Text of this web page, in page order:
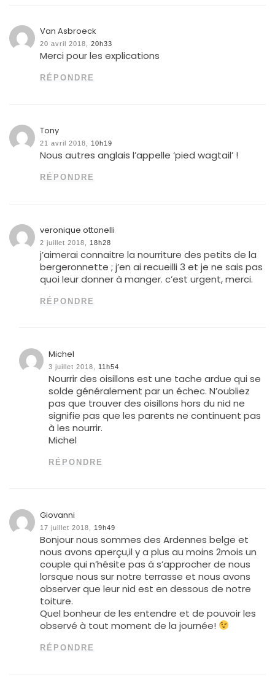
Van Asbroeck
20 avril 2018, 20h33
Merci pour les explications
RÉPONDRE
Tony
21 avril 2018, 10h19
Nous autres anglais l’appelle ‘pied wagtail’ !
RÉPONDRE
veronique ottonelli
2 juillet 2018, 18h28
j’aimerai connaitre la nourriture des petits de la
bergeronnette ; j’en ai recueilli 3 et je ne sais pas
quoi leur donner à manger. c’est urgent, merci.
RÉPONDRE
Michel
3 juillet 2018, 11h54
Nourrir des oisillons est une tache ardue qui se
solde généralement par un échec. N’oubliez
pas que trouver des oisillons hors du nid ne
signifie pas que les parents ne continuent pas
à les nourrir.
Michel
RÉPONDRE
Giovanni
17 juillet 2018, 19h49
Bonjour nous sommes des Ardennes belge et
nous avons aperçu,il y a plus au moins 2mois un
couple qui n’hésite pas à s’approcher de nous
lorsque nous sur notre terrasse et nous avons
observer que leur nid est en dessous de notre
toiture.
Quel bonheur de les entendre et de pouvoir les
observé à tout moment de la journée!
RÉPONDRE